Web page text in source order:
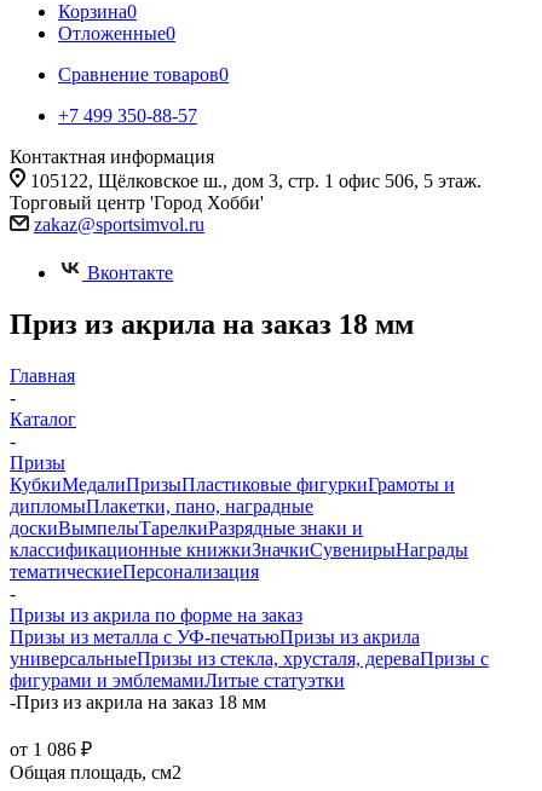
Корзина0
Отложенные0
Сравнение товаров0
+7 499 350-88-57
Контактная информация
105122, Щёлковское ш., дом 3, стр. 1 офис 506, 5 этаж.
Торговый центр 'Город Хобби'
zakaz@sportsimvol.ru
Вконтакте
Приз из акрила на заказ 18 мм
Главная
-
Каталог
-
Призы
КубкиМедалиПризыПластиковые фигуркиГрамоты и
дипломыПлакетки, пано, наградные
доскиВымпелыТарелкиРазрядные знаки и
классификационные книжкиЗначкиСувенирыНаграды
тематическиеПерсонализация
-
Призы из акрила по форме на заказ
Призы из металла с УФ-печатьюПризы из акрила
универсальныеПризы из стекла, хрусталя, дереваПризы с
фигурами и эмблемамиЛитые статуэтки
-Приз из акрила на заказ 18 мм
от 1 086 ₽
Общая площадь, см2